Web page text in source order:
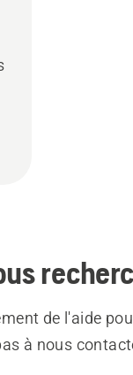
de l'aide
à nous